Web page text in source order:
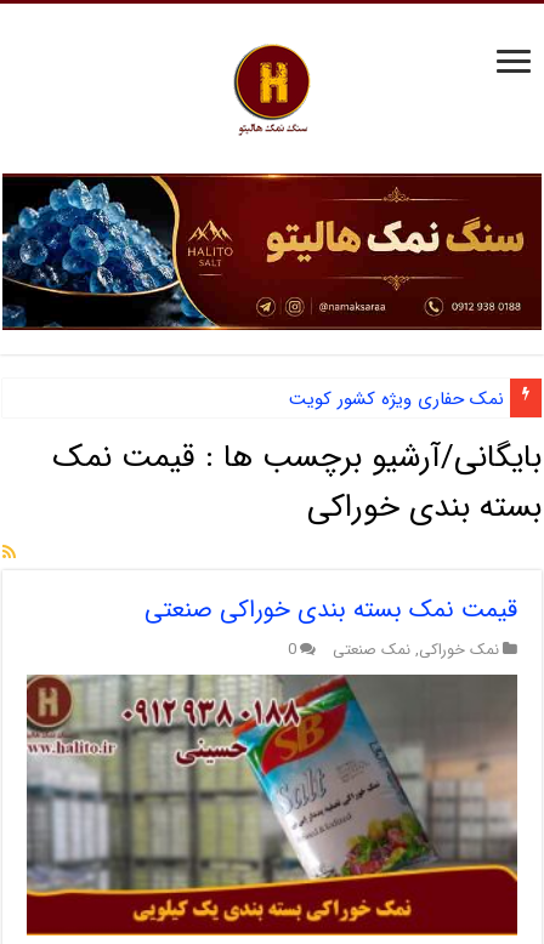
نمک حفاری ویژه کشور کویت
بایگانی/آرشیو برچسب ها : قیمت نمک
بسته بندی خوراکی
قیمت نمک بسته بندی خوراکی صنعتی
نمک خوراکی, نمک صنعتی 0